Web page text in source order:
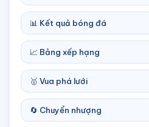
📊 Kết quả bóng đá
📈 Bảng xếp hạng
🥇 Vua phá lưới
🔄 Chuyển nhượng